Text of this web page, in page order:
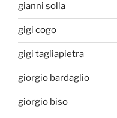
gianni solla
gigi cogo
gigi tagliapietra
giorgio bardaglio
giorgio biso